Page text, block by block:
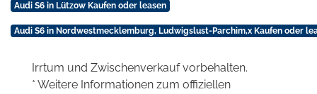
Audi S6 in Lützow Kaufen oder leasen
Audi S6 in Nordwestmecklemburg, Ludwigslust-Parchim,x Kaufen oder
Irrtum und Zwischenverkauf vorbehalten.
* Weitere Informationen zum offiziellen